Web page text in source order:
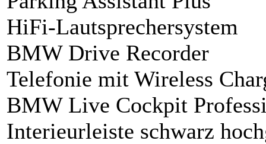
HiFi-Lautsprechersystem
BMW Drive Recorder
Telefonie mit Wireless
BMW Live Cockpit
Interieurleiste schwarz